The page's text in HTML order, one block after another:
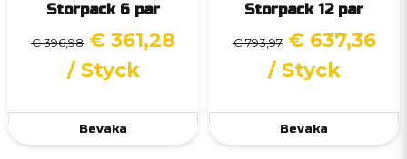
Storpack 6 par
€ 396,98 € 361,28
/ Styck
Bevaka
Storpack 12 par
€ 793,97 € 637,36
/ Styck
Bevaka